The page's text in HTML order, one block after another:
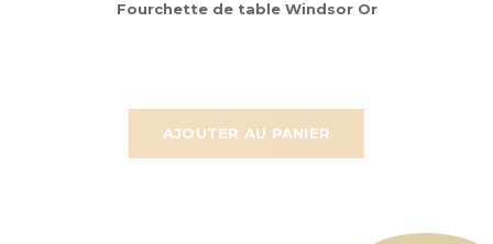
AJOUTER AU PANIER
Fourchette de table Windsor Or